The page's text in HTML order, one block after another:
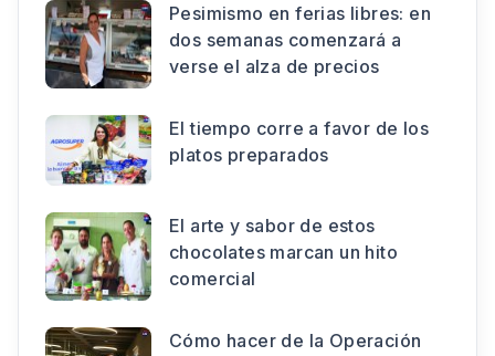
Pesimismo en ferias libres: en
dos semanas comenzará a
verse el alza de precios
El tiempo corre a favor de los
platos preparados
El arte y sabor de estos
chocolates marcan un hito
comercial
Cómo hacer de la Operación